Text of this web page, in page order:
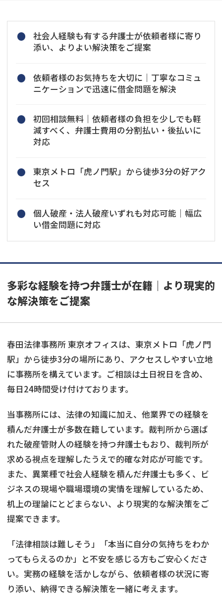
社会人経験も有する弁護士が依頼者様に寄り
添い、よりよい解決策をご提案
依頼者様のお気持ちを大切に｜丁寧なコミュ
ニケーションで迅速に借金問題を解決
初回相談無料｜依頼者様の負担を少しでも軽
減すべく、弁護士費用の分割払い・後払いに
対応
東京メトロ「虎ノ門駅」から徒歩3分の好アク
セス
個人破産・法人破産いずれも対応可能｜幅広
い借金問題に対応
多彩な経験を持つ弁護士が在籍｜より現実的
な解決策をご提案
春田法律事務所 東京オフィスは、東京メトロ「虎ノ門
駅」から徒歩3分の場所にあり、アクセスしやすい立地
に事務所を構えています。ご相談は土日祝日を含め、
毎日24時間受け付けております。
当事務所には、法律の知識に加え、他業界での経験を
積んだ弁護士が多数在籍しています。裁判所から選ば
れた破産管財人の経験を持つ弁護士もおり、裁判所が
求める視点を理解したうえで的確な対応が可能です。
また、異業種で社会人経験を積んだ弁護士も多く、ビ
ジネスの現場や職場環境の実情を理解しているため、
机上の理論にとどまらない、より現実的な解決策をご
提案できます。
「法律相談は難しそう」「本当に自分の気持ちをわか
ってもらえるのか」と不安を感じる方もご安心くださ
い。実務の経験を活かしながら、依頼者様の状況に寄
り添い、納得できる解決策を一緒に考えます。